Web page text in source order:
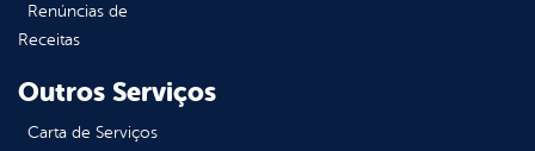
Renúncias de
Receitas
Outros Serviços
Carta de Serviços